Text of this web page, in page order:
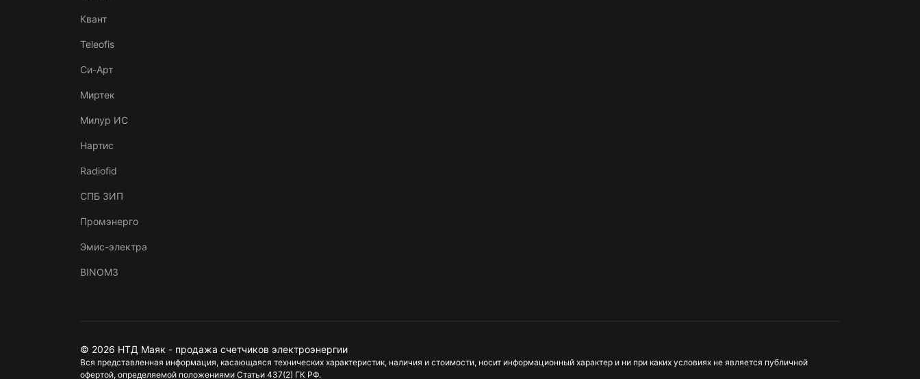
Квант
Teleofis
Си-Арт
Миртек
Милур ИС
Нартис
Radiofid
СПБ ЗИП
Промэнерго
Эмис-электра
BINOM3
© 2026 НТД Маяк - продажа счетчиков электроэнергии
Вся представленная информация, касающаяся технических характеристик, наличия и стоимости, носит информационный характер и ни при каких условиях не является публичной
офертой, определяемой положениями Статьи 437(2) ГК РФ.